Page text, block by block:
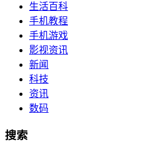
生活百科
手机教程
手机游戏
影视资讯
新闻
科技
资讯
数码
搜索